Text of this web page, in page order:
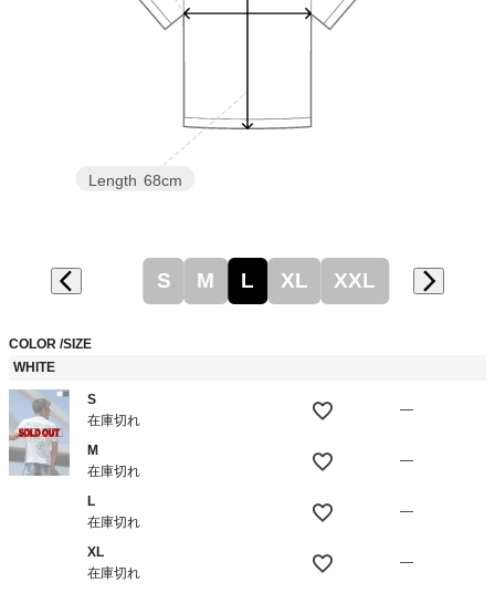
Length 68cm
S M L XL XXL
COLOR SIZE
WHITE
S
在庫切れ
—
M
在庫切れ
—
L
在庫切れ
—
XL
在庫切れ
—